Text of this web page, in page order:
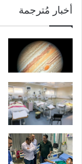
أخبار مُترجمة